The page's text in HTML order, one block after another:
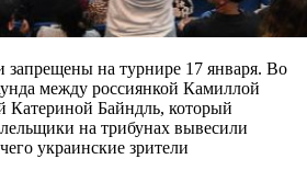
запрещены на турнире 17 января. Во
между россиянкой Камиллой
Катериной Байндль, который
на трибунах вывесили
украинские зрители